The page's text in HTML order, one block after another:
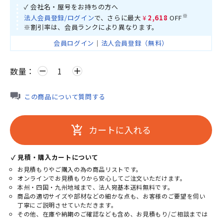
✓ 会社名・屋号をお持ちの方へ
法人会員登録/ログインで、さらに最大 ¥2,618 OFF※
※割引率は、会員ランクにより異なります。
会員ログイン ｜ 法人会員登録（無料）
数量： remove add
この商品について質問する
add_shopping_cart カートに入れる
✓ 見積・購入カートについて
お見積もりやご購入の為の商品リストです。
オンラインでお見積もりから安心してご注文いただけます。
本州・四国・九州地域まで、法人宛基本送料無料です。
商品の適切サイズや部材などの細かな点も、お客様のご要望を伺い
丁寧にご説明させていただきます。
その他、在庫や納期のご確認なども含め、お見積もり/ご相談までは